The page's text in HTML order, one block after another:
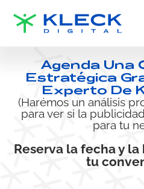
Agenda Una
Estratégica
Experto De
(Harémos un análisis
para ver si la
para tu
Reserva la fecha y
tu